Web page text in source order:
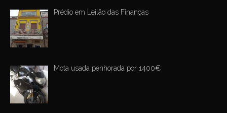
Prédio em Leilão das Finanças
Mota usada penhorada por 1400€